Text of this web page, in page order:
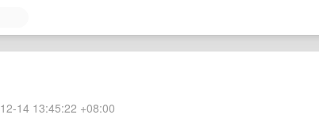
14 13:45:22 +08:00